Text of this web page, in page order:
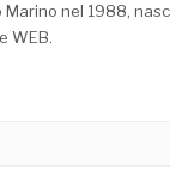
nel 1988,
WEB.